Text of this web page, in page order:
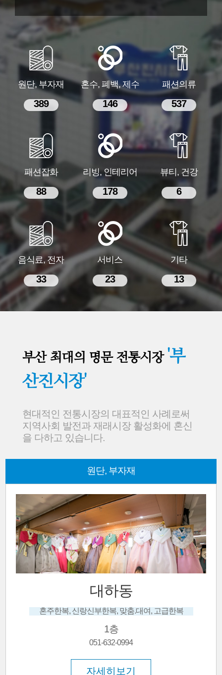
원단, 부자재
389
혼수, 폐백, 제수
146
패션의류
537
패션잡화
88
리빙, 인테리어
178
뷰티, 건강
6
음식료, 전자
33
서비스
23
기타
13
부산 최대의 명문 전통시장 '부
산진시장'
현대적인 전통시장의 대표적인 사례로써
지역사회 발전과 재래시장 활성화에 혼신
을 다하고 있습니다.
원단, 부자재
여, 고급한복 면원단, 인견, 맞춤